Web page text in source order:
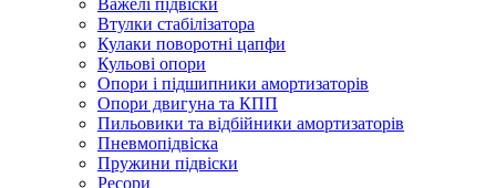
Важелі підвіски
Втулки стабілізатора
Кулаки поворотні цапфи
Кульові опори
Опори і підшипники амортизаторів
Опори двигуна та КПП
Пильовики та відбійники амортизаторів
Пневмопідвіска
Пружини підвіски
Ресори